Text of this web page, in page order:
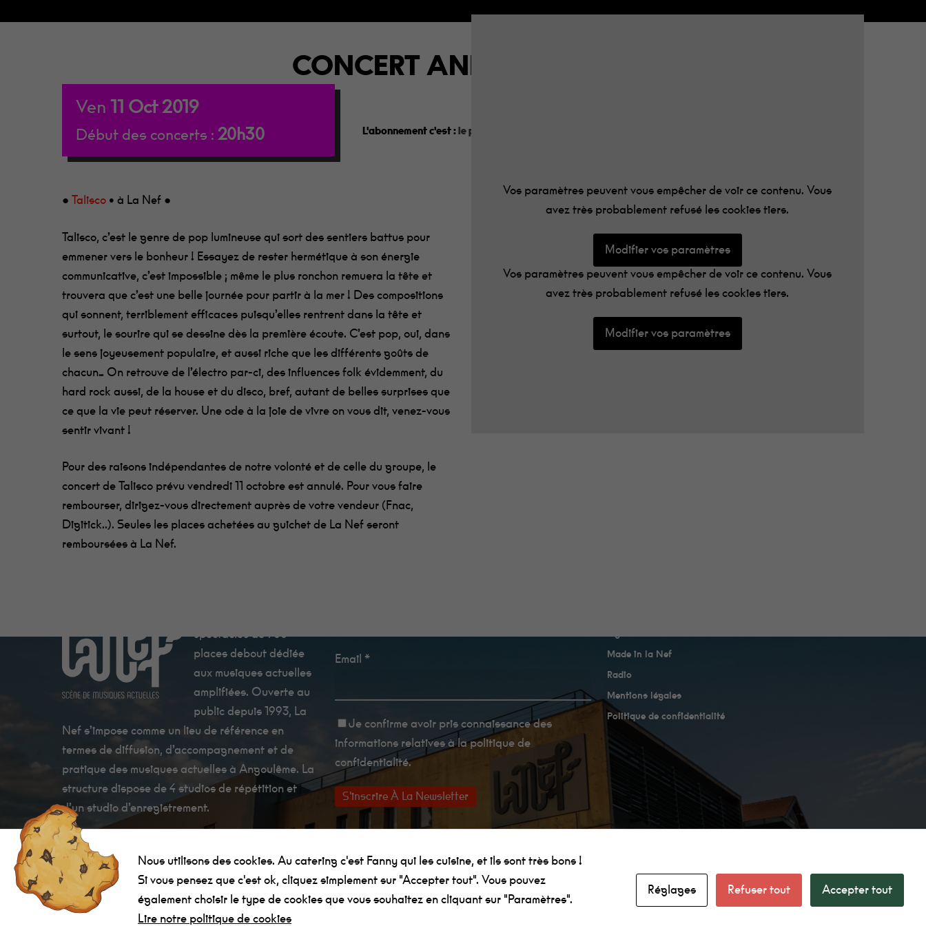
CONCERT ANNULÉ – TALISCO
Ven 11 Oct 2019
Début des concerts : 20h30 L'abonnement c'est : le programme dans votre boîte aux lettres
●Talisco • à La Nef ●
Talisco, c’est le genre de pop lumineuse qui sort des sentiers battus pour
emmener vers le bonheur ! Essayez de rester hermétique à son énergie
communicative, c’est impossible ; même le plus ronchon remuera la tête et
trouvera que c’est une belle journée pour partir à la mer ! Des compositions
qui sonnent, terriblement efficaces puisqu’elles rentrent dans la tête et
surtout, le sourire qui se dessine dès la première écoute. C’est pop, oui, dans
le sens joyeusement populaire, et aussi riche que les différents goûts de
chacun… On retrouve de l’électro par-ci, des influences folk évidemment, du
hard rock aussi, de la house et du disco, bref, autant de belles surprises que
ce que la vie peut réserver. Une ode à la joie de vivre on vous dit, venez-vous
sentir vivant !
Pour des raisons indépendantes de notre volonté et de celle du groupe, le
concert de Talisco prévu vendredi 11 octobre est annulé. Pour vous faire
rembourser, dirigez-vous directement auprès de votre vendeur (Fnac,
Digitick..). Seules les places achetées au guichet de La Nef seront
remboursées à La Nef.
Vos paramètres peuvent vous empêcher de voir ce contenu. Vous
avez très probablement refusé les cookies tiers.
Modifier vos paramètres
Vos paramètres peuvent vous empêcher de voir ce contenu. Vous
avez très probablement refusé les cookies tiers.
Modifier vos paramètres
spectacles de 700
places debout dédiée
aux musiques actuelles
amplifiées. Ouverte au
public depuis 1993, La
Nef s’impose comme un lieu de référence en
termes de diffusion, d’accompagnement et de
pratique des musiques actuelles à Angoulême. La
structure dispose de 4 studios de répétition et
d’un studio d’enregistrement.
Email *
Je confirme avoir pris connaissance des
informations relatives à la politique de
confidentialité.
Made in la Nef
Radio
Mentions légales
Politique de confidentialité
La Nef Angoulême © 2022 - Tous droits réservés - Création
Nous utilisons des cookies. Au catering c'est Fanny qui les cuisine, et ils sont très bons !
Si vous pensez que c'est ok, cliquez simplement sur "Accepter tout". Vous pouvez
également choisir le type de cookies que vous souhaitez en cliquant sur "Paramètres".
Lire notre politique de cookies
Réglages Refuser tout Accepter tout